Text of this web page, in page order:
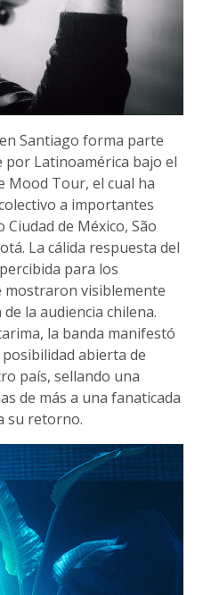
Santiago forma parte
por Latinoamérica bajo el
Mood Tour, el cual ha
a importantes
de México, São
La cálida respuesta del
para los
mostraron visiblemente
la audiencia chilena.
la banda manifestó
abierta de
país, sellando una
de más a una fanaticada
su retorno.